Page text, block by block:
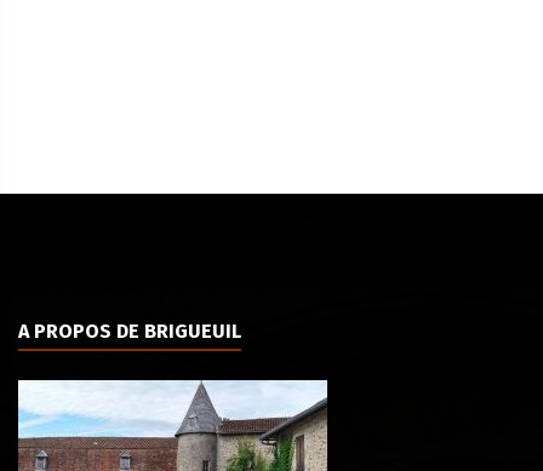
A PROPOS DE BRIGUEUIL